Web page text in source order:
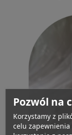
Pozwól na
Korzystamy z
celu zapewnienia